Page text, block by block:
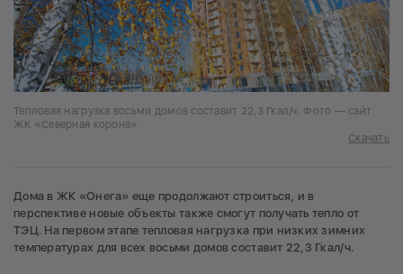
Тепловая нагрузка восьми домов составит 22,3 Гкал/ч. Фото — сайт
ЖК «Северная корона»
Скачать
Дома в ЖК «Онега» еще продолжают строиться, и в
перспективе новые объекты также смогут получать тепло от
ТЭЦ. На первом этапе тепловая нагрузка при низких зимних
температурах для всех восьми домов составит 22,3 Гкал/ч.